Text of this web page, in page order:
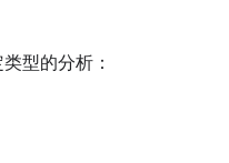
型的分析：